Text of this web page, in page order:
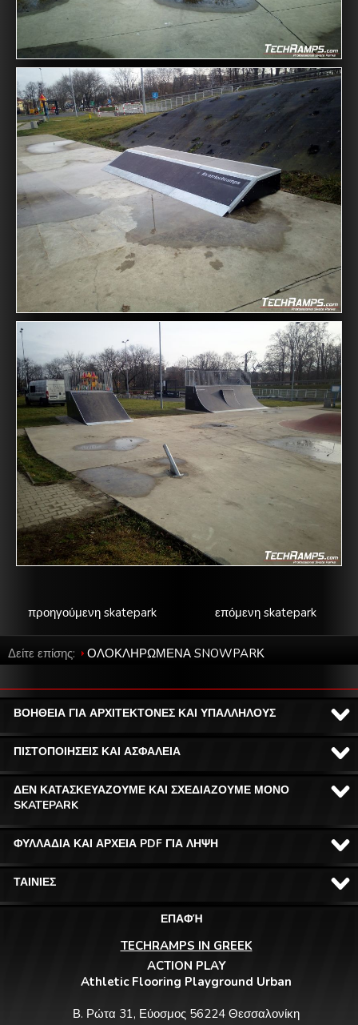
επόμενη skatepark
προηγούμενη skatepark
Δείτε επίσης: ΟΛΟΚΛΗΡΩΜΕΝΑ SNOWPARΚ
ΒΟΗΘΕΙΑ ΓΙΑ ΑΡΧΙΤΕΚΤΟΝΕΣ ΚΑΙ ΥΠΑΛΛΗΛΟΥΣ
ΠΙΣΤΟΠΟΙΗΣΕΙΣ ΚΑΙ ΑΣΦΑΛΕΙΑ
ΔΕΝ ΚΑΤΑΣΚΕΥΑΖΟΥΜΕ ΚΑΙ ΣΧΕΔΙΑΖΟΥΜΕ ΜΟΝΟ
SKATEPARK
ΦΥΛΛΑΔΙΑ ΚΑΙ ΑΡΧΕΙΑ PDF ΓΙΑ ΛΗΨΗ
ΤΑΙΝΙΕΣ
ΕΠΑΦΉ
TECHRAMPS IN GREEK
ACTION PLAY
Athletic Flooring Playground Urban
Β. Ρώτα 31, Εύοσμος 56224 Θεσσαλονίκη